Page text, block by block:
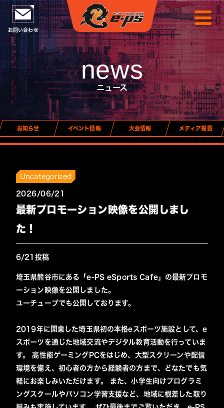
お問い合わせ
news
ニュース
お知らせ イベント情報 大会情報 メディア掲載
Uncategorized
2026/06/21
最新プロモーション映像を公開しまし
た！
6/21投稿
埼玉県熊谷市にある「e-PS eSports Cafe」の最新プロモ
ーション映像を公開しました。
ユーチューブでも公開しております。
2019年に開業した埼玉県初の本格eスポーツ施設として、e
スポーツを通じた地域交流やデジタル教育活動を行っていま
す。 高性能ゲーミングPCをはじめ、大型スクリーンや配信
環境を備え、初心者の方から経験者の方まで、どなたでも気
軽にお楽しみいただけます。 また、小学生向けプログラミ
ングスクールやパソコン学習支援など、地域に根差した取り